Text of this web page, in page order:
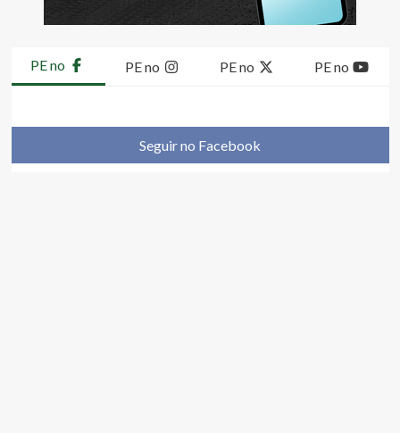
PE no PE no PE no PE no
Seguir no Facebook